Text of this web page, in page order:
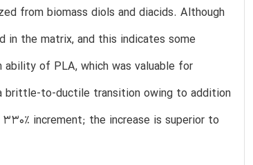
from biomass diols and diacids. Although
in the matrix, and this indicates some
of PLA, which was valuable for
brittle-to-ductile transition owing to addition
increment; the increase is superior to